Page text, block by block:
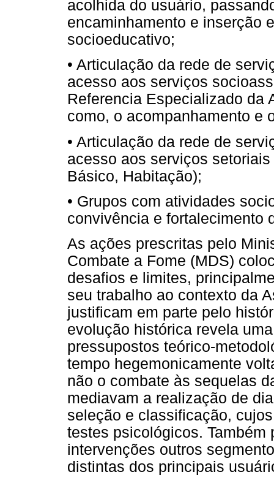
acolhida do usuário,
encaminhamento e inserção
socioeducativo;
• Articulação da rede de
acesso aos serviços
Referencia Especializado da
como, o acompanhamento e
• Articulação da rede de
acesso aos serviços
Básico, Habitação);
• Grupos com atividades
convivência e fortalecimento
As ações prescritas pelo
Combate a Fome (MDS)
desafios e limites,
seu trabalho ao contexto da
justificam em parte pelo
evolução histórica revela
pressupostos teórico-
tempo hegemonicamente
não o combate às sequelas
mediavam a realização de
seleção e classificação,
testes psicológicos.
intervenções outros
distintas dos principais